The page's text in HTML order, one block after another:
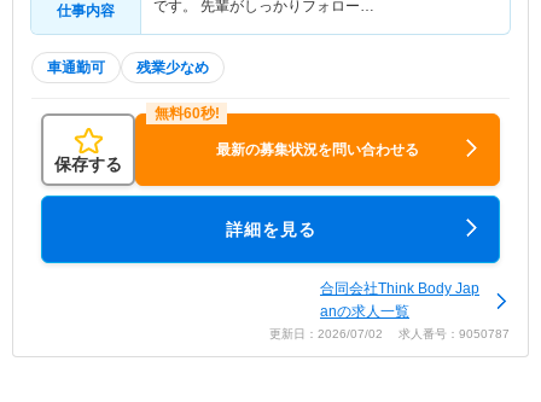
仕事内容 です。 先輩がしっかりフォロー…
車通勤可 残業少なめ
保存する
最新の募集状況を問い合わせる
詳細を見る
合同会社Think Body Jap
anの求人一覧
更新日：2026/07/02 求人番号：9050787